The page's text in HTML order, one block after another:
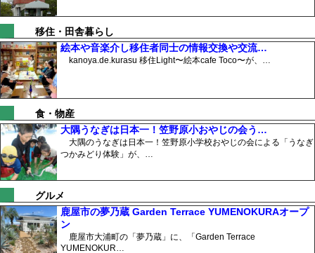
移住・田舎暮らし
絵本や音楽介し移住者同士の情報交換や交流…
kanoya.de.kurasu 移住Light〜絵本cafe Toco〜が、…
食・物産
大隅うなぎは日本一！笠野原小おやじの会う…
大隅のうなぎは日本一！笠野原小学校おやじの会による「うなぎ
つかみどり体験」が、…
グルメ
鹿屋市の夢乃蔵 Garden Terrace YUMENOKURAオープ
ン
鹿屋市大浦町の「夢乃蔵」に、「Garden Terrace
YUMENOKUR…